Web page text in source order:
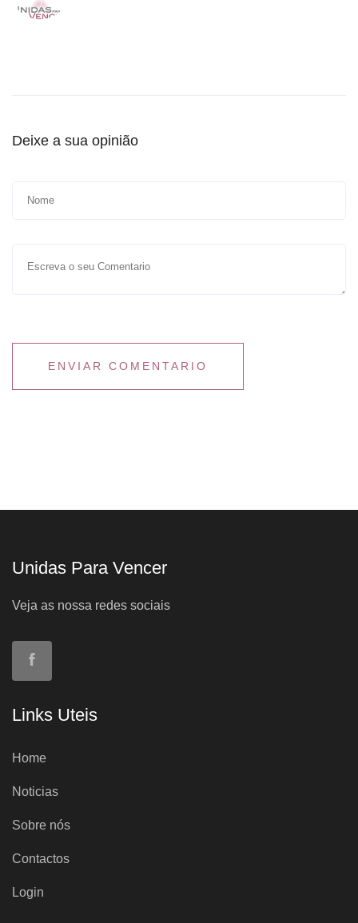
Deixe a sua opinião
Unidas Para Vencer
Veja as nossa redes sociais
Links Uteis
Home
Noticias
Sobre nós
Contactos
Login